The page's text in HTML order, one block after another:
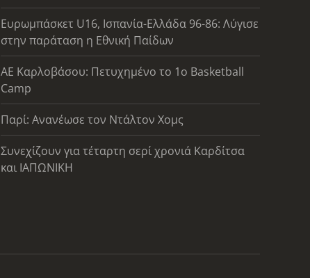
Ευρωμπάσκετ U16, Ισπανία-Ελλάδα 96-86: Λύγισε
στην παράταση η Εθνική Παίδων
ΑΕ Καρλοβάσου: Πετυχημένο το 1ο Basketball
Camp
Παρί: Ανανέωσε τον Ντάλτον Χομς
Συνεχίζουν για τέταρτη σερί χρονιά Καρδίτσα
και ΙΑΠΩΝΙΚΗ